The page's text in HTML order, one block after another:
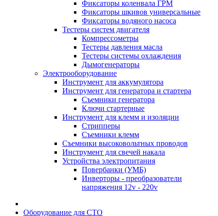
Фиксаторы коленвала ГРМ
Фиксаторы шкивов универсальные
Фиксаторы водяного насоса
Тестеры систем двигателя
Компрессометры
Тестеры давления масла
Тестеры системы охлаждения
Дымогенераторы
Электрооборудование
Инструмент для аккумулятора
Инструмент для генератора и стартера
Съемники генератора
Ключи стартерные
Инструмент для клемм и изоляции
Стрипперы
Съемники клемм
Съемники высоковольтных проводов
Инструмент для свечей накала
Устройства электропитания
Повербанки (УМБ)
Инверторы - преобразователи
напряжения 12v - 220v
Оборудование для СТО